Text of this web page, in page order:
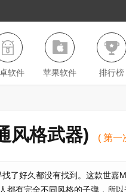
软件 苹果软件 排行榜
风格武器) ( 第一
我童年玩过最好的魂斗罗
。 )
了好久都没有找到。这款世嘉
都有完全不同风格的子弹，所